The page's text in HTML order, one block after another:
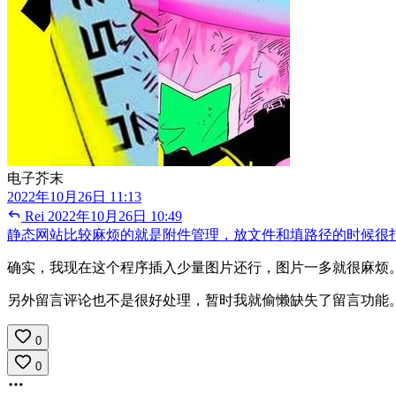
电子芥末
2022年10月26日 11:13
Rei 2022年10月26日 10:49
静态网站比较麻烦的就是附件管理，放文件和填路径的时候很
确实，我现在这个程序插入少量图片还行，图片一多就很麻
另外留言评论也不是很好处理，暂时我就偷懒缺失了留言功能
0
0